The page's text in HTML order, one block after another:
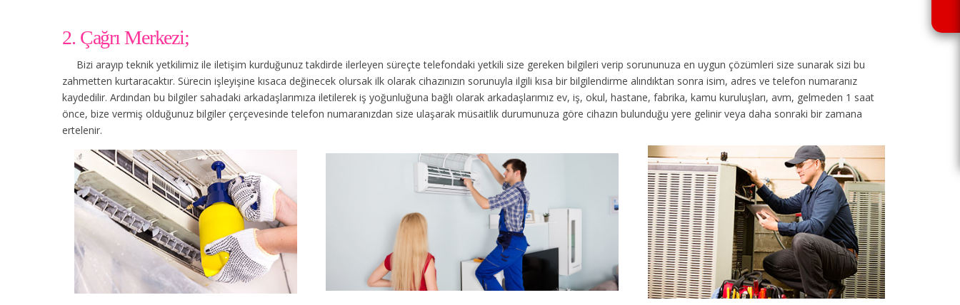
2. Çağrı Merkezi;
Bizi arayıp teknik yetkilimiz ile iletişim kurduğunuz takdirde ilerleyen süreçte telefondaki yetkili size gereken bilgileri verip sorununuza en uygun çözümleri size sunarak sizi bu
zahmetten kurtaracaktır. Sürecin işleyişine kısaca değinecek olursak ilk olarak cihazınızın sorunuyla ilgili kısa bir bilgilendirme alındıktan sonra isim, adres ve telefon numaranız
kaydedilir. Ardından bu bilgiler sahadaki arkadaşlarımıza iletilerek iş yoğunluğuna bağlı olarak arkadaşlarımız ev, iş, okul, hastane, fabrika, kamu kuruluşları, avm, gelmeden 1 saat
önce, bize vermiş olduğunuz bilgiler çerçevesinde telefon numaranızdan size ulaşarak müsaitlik durumunuza göre cihazın bulunduğu yere gelinir veya daha sonraki bir zamana
ertelenir.